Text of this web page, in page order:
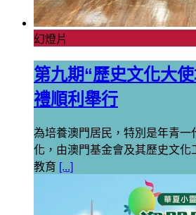
幻燈片
第九期“歷史文化大
禮順利舉行
為培養澳門居民，特別是年青一
化，由澳門基金會及其歷史文化
教育 [...]